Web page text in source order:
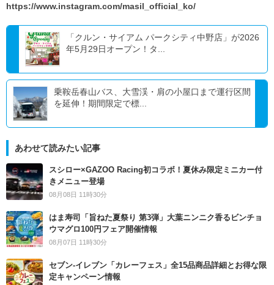
https://www.instagram.com/masil_official_ko/
「クルン・サイアム パークシティ中野店」が2026
年5月29日オープン！タ...
乗鞍岳春山バス、大雪渓・肩の小屋口まで運行区間
を延伸！期間限定で標...
あわせて読みたい記事
スシロー×GAZOO Racing初コラボ！夏休み限定ミニカー付
きメニュー登場
08月08日 11時30分
はま寿司「旨ねた夏祭り 第3弾」大葉ニンニク香るビンチョ
ウマグロ100円フェア開催情報
08月07日 11時30分
セブン‐イレブン「カレーフェス」全15品商品詳細とお得な限
定キャンペーン情報